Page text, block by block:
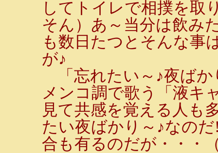
してトイレで相撲を取
そん）あ～当分は飲み
も数日たつとそんな事
が♪
「忘れたい～♪夜ばか
メンコ調で歌う「液キ
見て共感を覚える人も
たい夜ばかり～♪なの
合も有るのだが・・・